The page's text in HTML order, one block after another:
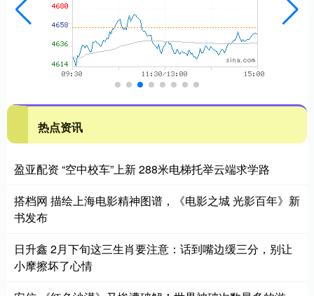
热点资讯
盈亚配资 “空中校车”上新 288米电梯托举云端求学路
搭档网 描绘上海电影精神图谱，《电影之城 光影百年》新
书发布
日升鑫 2月下旬这三生肖要注意：话到嘴边缓三分，别让
小摩擦坏了心情